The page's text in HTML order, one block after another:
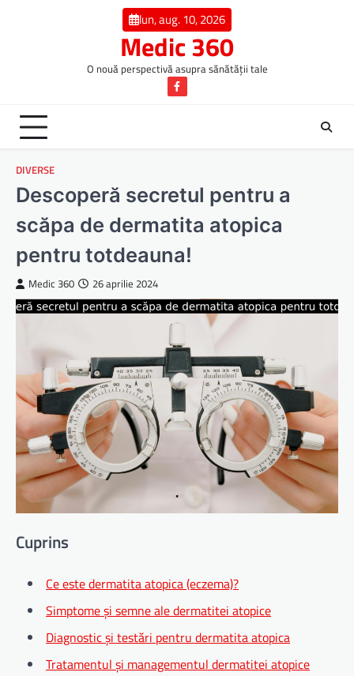
lun, aug. 10, 2026
Medic 360
O nouă perspectivă asupra sănătății tale
Facebook
DIVERSE
Descoperă secretul pentru a
scăpa de dermatita atopica
pentru totdeauna!
Medic 360 26 aprilie 2024
Cuprins
Ce este dermatita atopica (eczema)?
Simptome și semne ale dermatitei atopice
Diagnostic și testări pentru dermatita atopica
Tratamentul și managementul dermatitei atopice